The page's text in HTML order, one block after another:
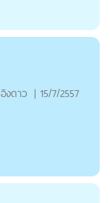
อิงดาว | 15/7/2557